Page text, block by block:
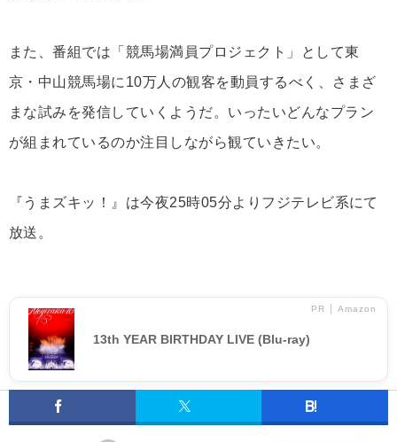
また、番組では「競馬場満員プロジェクト」として東
京・中山競馬場に10万人の観客を動員するべく、さまざ
まな試みを発信していくようだ。いったいどんなプラン
が組まれているのか注目しながら観ていきたい。
『うまズキッ！』は今夜25時05分よりフジテレビ系にて
放送。
PR │ Amazon
13th YEAR BIRTHDAY LIVE (Blu-ray)